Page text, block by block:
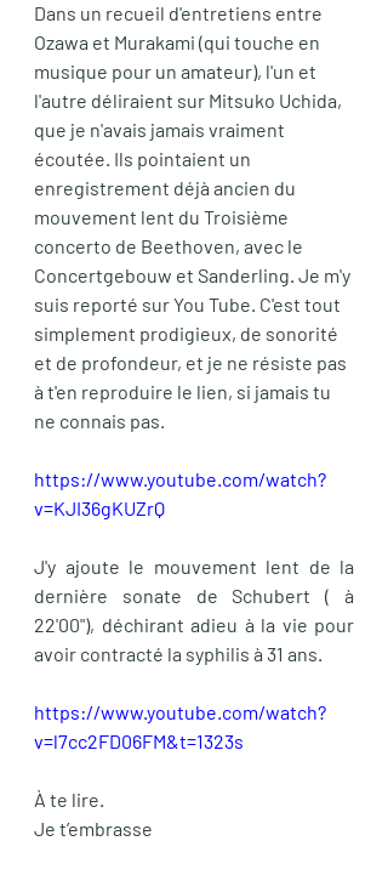
Dans un recueil d'entretiens entre
Ozawa et Murakami (qui touche en
musique pour un amateur), l'un et
l'autre déliraient sur Mitsuko Uchida,
que je n'avais jamais vraiment
écoutée. Ils pointaient un
enregistrement déjà ancien du
mouvement lent du Troisième
concerto de Beethoven, avec le
Concertgebouw et Sanderling. Je m'y
suis reporté sur You Tube. C'est tout
simplement prodigieux, de sonorité
et de profondeur, et je ne résiste pas
à t'en reproduire le lien, si jamais tu
ne connais pas.
https://www.youtube.com/watch?
v=KJI36gKUZrQ
J'y ajoute le mouvement lent de la
dernière sonate de Schubert ( à
22'00"), déchirant adieu à la vie pour
avoir contracté la syphilis à 31 ans.
https://www.youtube.com/watch?
v=l7cc2FD06FM&t=1323s
À te lire.
Je t’embrasse